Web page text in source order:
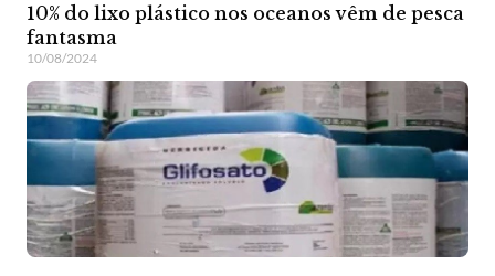
10% do lixo plástico nos oceanos vêm de pesca
fantasma
10/08/2024